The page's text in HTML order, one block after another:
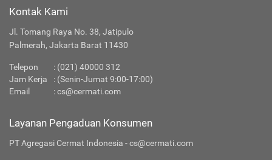
Kontak Kami
Jl. Tomang Raya No. 38, Jatipulo
Palmerah, Jakarta Barat 11430
Telepon : (021) 40000 312
Jam Kerja
: (Senin-Jumat 9:00-17:00)
Email
:cs@cermati.com
Layanan Pengaduan Konsumen
PT Agregasi Cermat Indonesia - cs@cermati.com